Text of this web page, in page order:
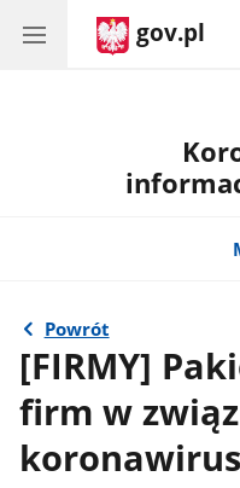
gov.pl
Powrót
[FIRMY]
firm w